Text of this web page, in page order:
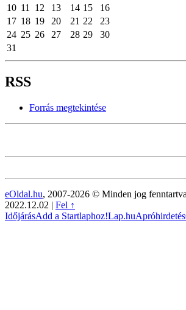
10 11 12 13 14 15
16
17 18 19 20 21 22
23
24 25 26 27 28 29
30
31
RSS
Forrás megtekintése
eOldal.hu, 2007-2026 © Minden jog
2022.12.02 | Fel ↑
IdőjárásAdd a Startlaphoz!Lap.huApróhirdetés